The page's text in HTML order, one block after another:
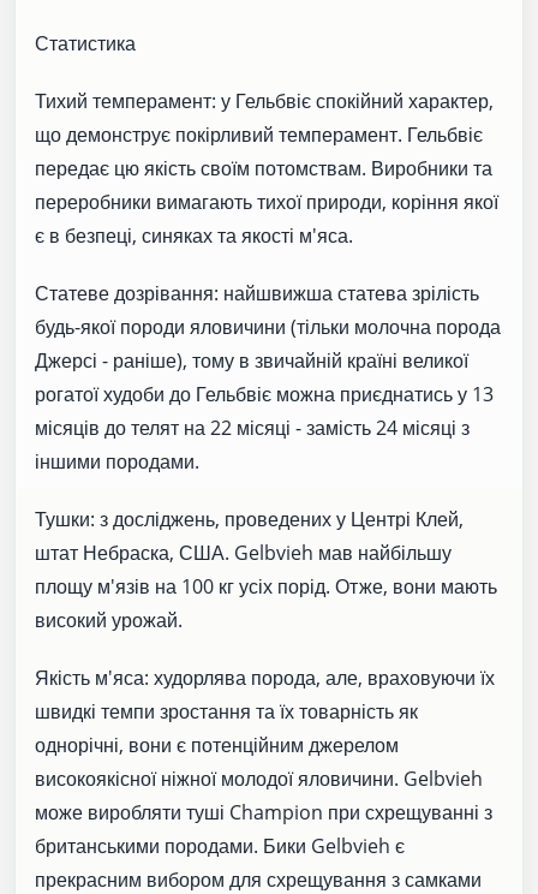
Статистика
Тихий темперамент: у Гельбвіє спокійний характер,
що демонструє покірливий темперамент. Гельбвіє
передає цю якість своїм потомствам. Виробники та
переробники вимагають тихої природи, коріння якої
є в безпеці, синяках та якості м'яса.
Статеве дозрівання: найшвижша статева зрілість
будь-якої породи яловичини (тільки молочна порода
Джерсі - раніше), тому в звичайній країні великої
рогатої худоби до Гельбвіє можна приєднатись у 13
місяців до телят на 22 місяці - замість 24 місяці з
іншими породами.
Тушки: з досліджень, проведених у Центрі Клей,
штат Небраска, США. Gelbvieh мав найбільшу
площу м'язів на 100 кг усіх порід. Отже, вони мають
високий урожай.
Якість м'яса: худорлява порода, але, враховуючи їх
швидкі темпи зростання та їх товарність як
однорічні, вони є потенційним джерелом
високоякісної ніжної молодої яловичини. Gelbvieh
може виробляти туші Champion при схрещуванні з
британськими породами. Бики Gelbvieh є
прекрасним вибором для схрещування з самками